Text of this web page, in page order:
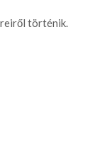
történik.